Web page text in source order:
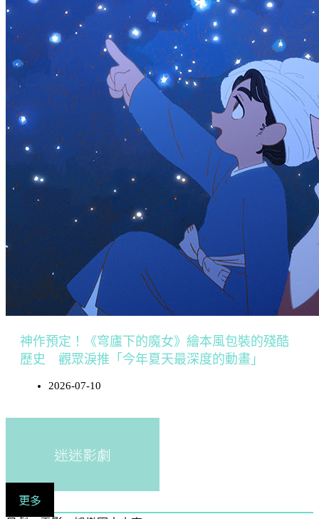
神作預定！《穹廬下的魔女》繪本風包裝的殘酷
歷史 觀眾淚推「今年夏天最深度的動畫」
2026-07-10
迷迷影劇
更多